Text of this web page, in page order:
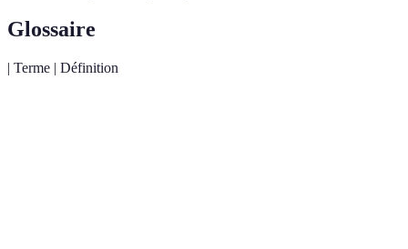
Glossaire
| Terme | Définition